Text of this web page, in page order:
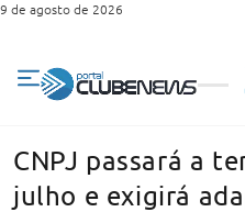
9 de agosto de 2026
CNPJ passará a
julho e exigirá